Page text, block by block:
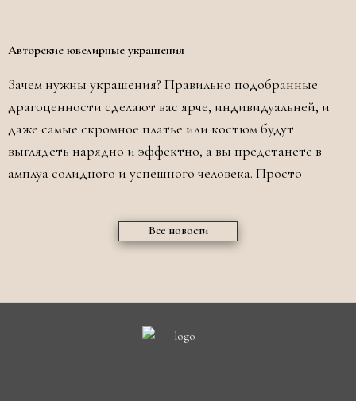
Авторские ювелирные украшения
Зачем нужны украшения? Правильно подобранные
драгоценности сделают вас ярче, индивидуальней, и
даже самые скромное платье или костюм будут
выглядеть нарядно и эффектно, а вы предстанете в
амплуа солидного и успешного человека. Просто
Все новости